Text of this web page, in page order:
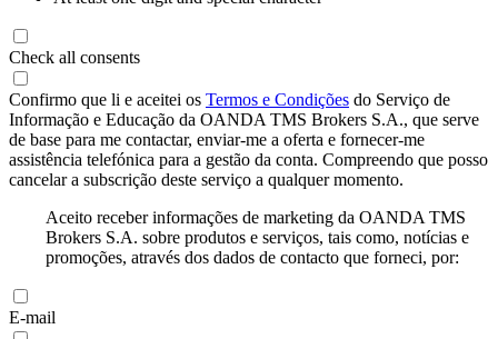
Check all consents
Confirmo que li e aceitei os Termos e Condições do Serviço de
Informação e Educação da OANDA TMS Brokers S.A., que serve
de base para me contactar, enviar-me a oferta e fornecer-me
assistência telefónica para a gestão da conta. Compreendo que posso
cancelar a subscrição deste serviço a qualquer momento.
Aceito receber informações de marketing da OANDA TMS
Brokers S.A. sobre produtos e serviços, tais como, notícias e
promoções, através dos dados de contacto que forneci, por:
E-mail